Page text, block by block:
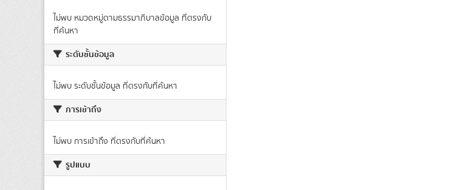
ไม่พบ หมวดหมู่ตามธรรมาภิบาลข้อมูล ที่ตรงกับ
ที่ค้นหา
ระดับชั้นข้อมูล
ไม่พบ ระดับชั้นข้อมูล ที่ตรงกับที่ค้นหา
การเข้าถึง
ไม่พบ การเข้าถึง ที่ตรงกับที่ค้นหา
รูปแบบ